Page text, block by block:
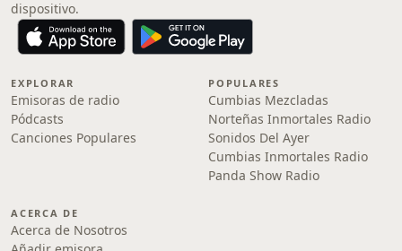
dispositivo.
EXPLORAR
Emisoras de radio
Pódcasts
Canciones Populares
POPULARES
Cumbias Mezcladas
Norteñas Inmortales Radio
Sonidos Del Ayer
Cumbias Inmortales Radio
Panda Show Radio
ACERCA DE
Acerca de Nosotros